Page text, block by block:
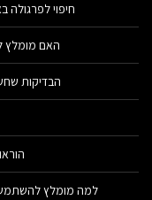
חיפוי לפרגולה
האם מומלץ
הבדיקות
למה מומלץ להשתמש